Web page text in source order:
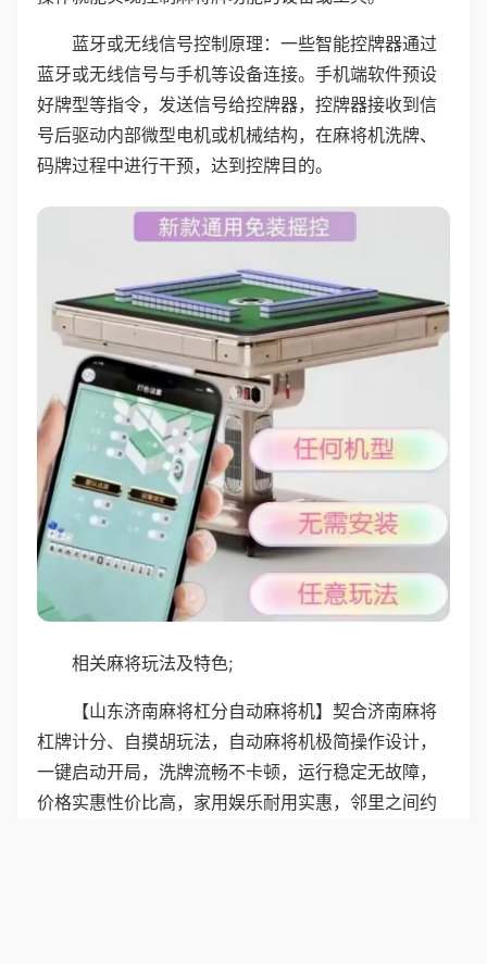
蓝牙或无线信号控制原理：一些智能控牌器通过
蓝牙或无线信号与手机等设备连接。手机端软件预设
好牌型等指令，发送信号给控牌器，控牌器接收到信
号后驱动内部微型电机或机械结构，在麻将机洗牌、
码牌过程中进行干预，达到控牌目的。
相关麻将玩法及特色;
【山东济南麻将杠分自动麻将机】契合济南麻将
杠牌计分、自摸胡玩法，自动麻将机极简操作设计，
一键启动开局，洗牌流畅不卡顿，运行稳定无故障，
价格实惠性价比高，家用娱乐耐用实惠，邻里之间约